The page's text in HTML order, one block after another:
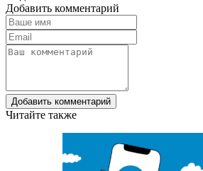
Добавить комментарий
Добавить комментарий
Читайте также